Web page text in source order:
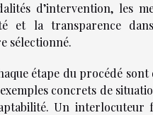
d’intervention, les
et la transparence
sélectionné.
étape du procédé
concrets de
Un interlocuteur